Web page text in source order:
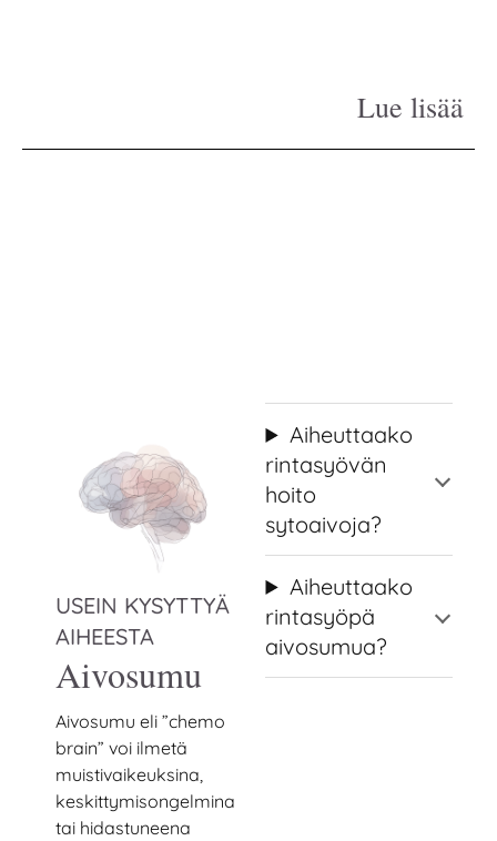
Lue lisää
Aiheuttaako
rintasyövän
hoito
sytoaivoja?
Aiheuttaako
rintasyöpä
aivosumua?
USEIN KYSYTTYÄ
AIHEESTA
Aivosumu
Aivosumu eli ”chemo
brain” voi ilmetä
muistivaikeuksina,
keskittymisongelmina
tai hidastuneena